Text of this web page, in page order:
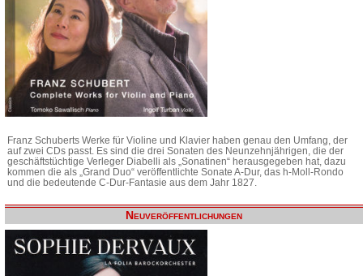
Franz Schuberts Werke für Violine und Klavier haben genau den Umfang, der
auf zwei CDs passt. Es sind die drei Sonaten des Neunzehnjährigen, die der
geschäftstüchtige Verleger Diabelli als „Sonatinen“ herausgegeben hat, dazu
kommen die als „Grand Duo“ veröffentlichte Sonate A-Dur, das h-Moll-Rondo
und die bedeutende C-Dur-Fantasie aus dem Jahr 1827.
Neuveröffentlichungen